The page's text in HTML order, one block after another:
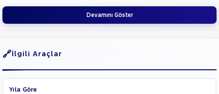
Devamını Göster
İlgili Araçlar
Yıla Göre